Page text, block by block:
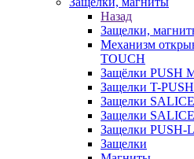
Назад
Защелки,
Механизм
TOUCH
Защёлки PUSH
Защелки T-PUSH
Защелки
Защелки
Защелки PUSH-
Защелки